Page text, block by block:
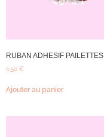
RUBAN ADHESIF PAILETTES
0,50 €
Ajouter au panier